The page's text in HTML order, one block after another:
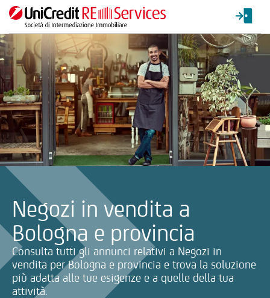
Negozi in vendita a
Bologna e provincia
Consulta tutti gli annunci relativi a Negozi in
vendita per Bologna e provincia e trova la soluzione
più adatta alle tue esigenze e a quelle della tua
attività.
La ricerca verrà inviata automaticamente alla selezione delle